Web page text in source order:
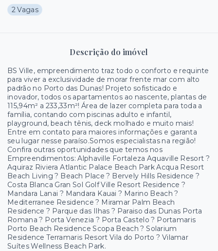
2 Vagas
Descrição do imóvel
BS Ville, empreendimento traz todo o conforto e requinte
para viver a exclusividade de morar frente mar com alto
padrão no Porto das Dunas! Projeto sofisticado e
inovador, todos os apartamentos ao nascente, plantas de
115,94m² a 233,33m²! Área de lazer completa para toda a
família, contando com piscinas adulto e infantil,
playground, beach tênis, deck molhado e muito mais!
Entre em contato para maiores informações e garanta
seu lugar nesse paraíso.Somos especialistas na região!
Confira outras oportunidades que temos nos
Empreendimentos: Alphaville Fortaleza Aquaville Resort ?
Aquiraz Riviera Atlantic Palace Beach Park Acqua Resort
Beach Living ? Beach Place ? Bervely Hills Residence ?
Costa Blanca Gran Sol Golf Ville Resort Residence ?
Mandara Lanai ? Mandara Kauai ? Marino Beach ?
Mediterranee Residence ? Miramar Palm Beach
Residence ? Parque das Ilhas ? Paraiso das Dunas Porta
Romana ? Porta Venezia ? Porta Castelo ? Portamaris
Porto Beach Residence Scopa Beach ? Solarium
Residence Terramaris Resort Vila do Porto ? Vilamar
Suítes Wellness Beach Park.